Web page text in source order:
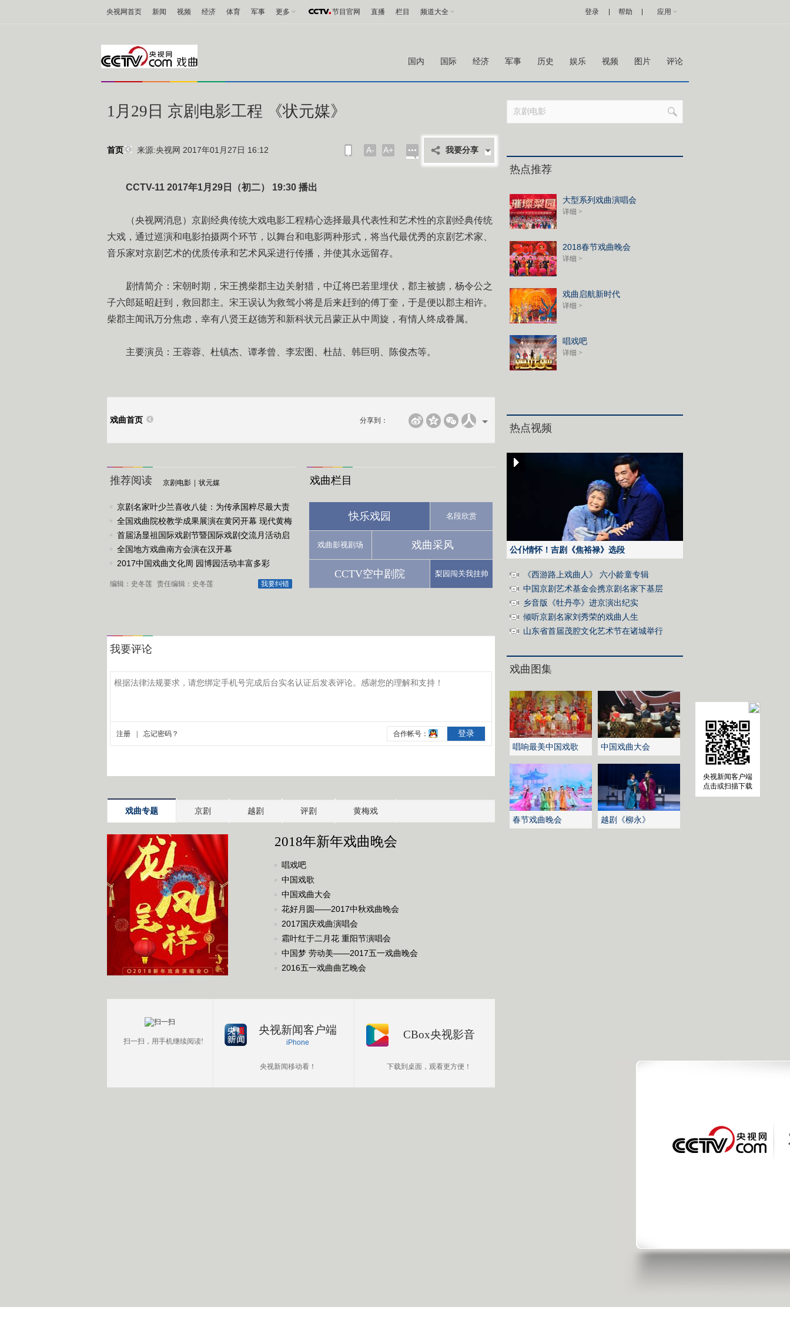
央视新闻客户端
点击或扫描下载
央视网首页 新闻 视频 经济 体育 军事 更多 节目官网 直播 栏目 频道大全 帮助 应用
登录
国内 国际 经济 军事 历史 娱乐 视频 图片 评论
1月29日 京剧电影工程 《状元媒》
首页 来源:央视网 2017年01月27日 16:12 A- A+ 我要分享
CCTV-11 2017年1月29日（初二） 19:30 播出
（央视网消息）京剧经典传统大戏电影工程精心选择最具代表性和艺术性的京剧经典传统
大戏，通过巡演和电影拍摄两个环节，以舞台和电影两种形式，将当代最优秀的京剧艺术家、
音乐家对京剧艺术的优质传承和艺术风采进行传播，并使其永远留存。
剧情简介：宋朝时期，宋王携柴郡主边关射猎，中辽将巴若里埋伏，郡主被掳，杨令公之
子六郎延昭赶到，救回郡主。宋王误认为救驾小将是后来赶到的傅丁奎，于是便以郡主相许。
柴郡主闻讯万分焦虑，幸有八贤王赵德芳和新科状元吕蒙正从中周旋，有情人终成眷属。
主要演员：王蓉蓉、杜镇杰、谭孝曾、李宏图、杜喆、韩巨明、陈俊杰等。
戏曲首页 分享到：
推荐阅读 京剧电影 状元媒
京剧名家叶少兰喜收八徒：为传承国粹尽最大责
任
全国戏曲院校教学成果展演在黄冈开幕 现代黄梅
戏《槐花谣》倾情..
首届汤显祖国际戏剧节暨国际戏剧交流月活动启
动
全国地方戏曲南方会演在汉开幕
2017中国戏曲文化周 园博园活动丰富多彩
我要纠错
编辑：史冬莲 责任编辑：史冬莲
戏曲栏目
快乐戏园 名段欣赏
戏曲影视剧场 戏曲采风
CCTV空中剧院 梨园闯关我挂帅
戏曲专题 京剧 越剧 评剧 黄梅戏
2018年新年戏曲晚会
唱戏吧
中国戏歌
中国戏曲大会
花好月圆——2017中秋戏曲晚会
2017国庆戏曲演唱会
霜叶红于二月花 重阳节演唱会
中国梦 劳动美——2017五一戏曲晚会
2016五一戏曲曲艺晚会
扫一扫，用手机继续阅读!
央视新闻客户端
iPhone
央视新闻移动看！
CBox央视影音
下载到桌面，观看更方便！
热点推荐
大型系列戏曲演唱会
详细 >
2018春节戏曲晚会
详细 >
戏曲启航新时代
详细 >
唱戏吧
详细 >
热点视频
公仆情怀！吉剧《焦裕禄》选段
《西游路上戏曲人》 六小龄童专辑
中国京剧艺术基金会携京剧名家下基层
乡音版《牡丹亭》进京演出纪实
倾听京剧名家刘秀荣的戏曲人生
山东省首届茂腔文化艺术节在诸城举行
戏曲图集
唱响最美中国戏歌 中国戏曲大会
春节戏曲晚会 越剧《柳永》